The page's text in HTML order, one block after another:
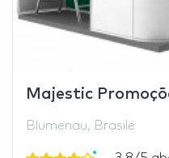
Majestic
Blumenau, Brasile